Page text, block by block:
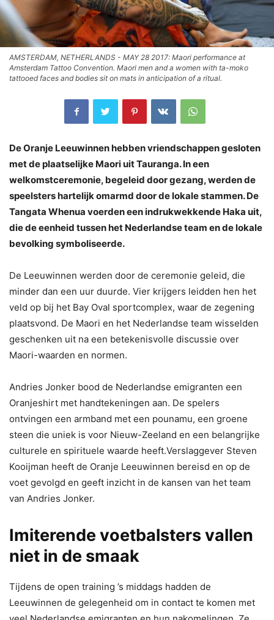
AMSTERDAM, NETHERLANDS - MAY 28 2017: Maori performance at
Amsterdam Tattoo Convention. Maori men and a women with ta-moko
tattooed faces and bodies sit on mats in anticipation of a ritual.
De Oranje Leeuwinnen hebben vriendschappen gesloten
met de plaatselijke Maori uit Tauranga. In een
welkomstceremonie, begeleid door gezang, werden de
speelsters hartelijk omarmd door de lokale stammen. De
Tangata Whenua voerden een indrukwekkende Haka uit,
die de eenheid tussen het Nederlandse team en de lokale
bevolking symboliseerde.
De Leeuwinnen werden door de ceremonie geleid, die
minder dan een uur duurde. Vier krijgers leidden hen het
veld op bij het Bay Oval sportcomplex, waar de zegening
plaatsvond. De Maori en het Nederlandse team wisselden
geschenken uit na een betekenisvolle discussie over
Maori-waarden en normen.
Andries Jonker bood de Nederlandse emigranten een
Oranjeshirt met handtekeningen aan. De spelers
ontvingen een armband met een pounamu, een groene
steen die uniek is voor Nieuw-Zeeland en een belangrijke
culturele en spirituele waarde heeft.Verslaggever Steven
Kooijman heeft de Oranje Leeuwinnen bereisd en op de
voet gevolgd en geeft inzicht in de kansen van het team
van Andries Jonker.
Imiterende voetbalsters vallen
niet in de smaak
Tijdens de open training ’s middags hadden de
Leeuwinnen de gelegenheid om in contact te komen met